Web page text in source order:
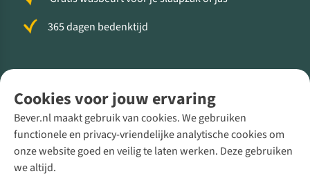
Cookies voor jouw ervaring
Bever.nl maakt gebruik van cookies. We gebruiken
functionele en privacy-vriendelijke analytische cookies om
onze website goed en veilig te laten werken. Deze gebruiken
we altijd.
365 dagen bedenktijd
Direct advies van een Buitenexpert